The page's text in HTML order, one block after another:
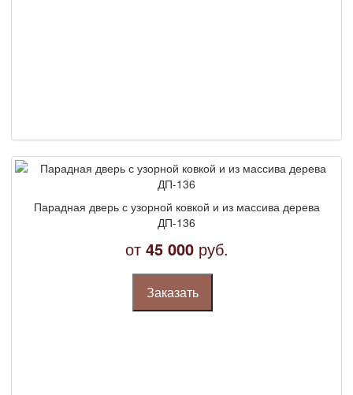
Парадная дверь с узорной ковкой и из массива дерева
ДП-136
от 45 000 руб.
Заказать